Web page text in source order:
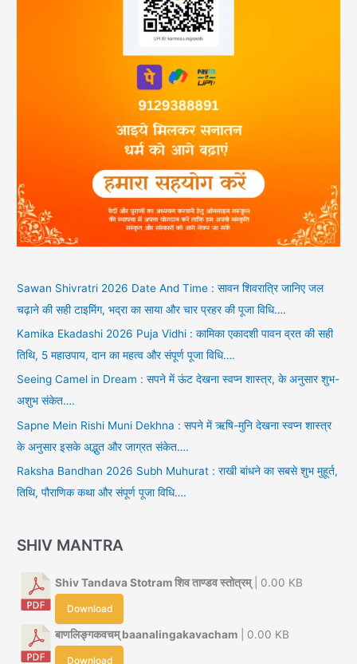
Sawan Shivratri 2026 Date And Time : सावन शिवरात्रि जानिए जल
चढ़ाने की सही टाइमिंग, भद्रा का साया और चार प्रहर की पूजा विधि….
Kamika Ekadashi 2026 Puja Vidhi : कामिका एकादशी पावन व्रत की सही
तिथि, 5 महाउपाय, दान का महत्व और संपूर्ण पूजा विधि….
Seeing Camel in Dream : सपने में ऊंट देखना स्वप्न शास्त्र, के अनुसार शुभ-
अशुभ संकेत….
Sapne Mein Rishi Muni Dekhna : सपने में ऋषि-मुनि देखना स्वप्न शास्त्र
के अनुसार इसके अद्भुत और जाग्रत संकेत….
Raksha Bandhan 2026 Subh Muhurat : राखी बांधने का सबसे शुभ मुहूर्त,
तिथि, पौराणिक कथा और संपूर्ण पूजा विधि….
SHIV MANTRA
Shiv Tandava Stotram शिव ताण्डव स्तोत्रम्| 0.00 KB
Download
बाणलिङ्गकवचम् baanalingakavacham | 0.00 KB
Download